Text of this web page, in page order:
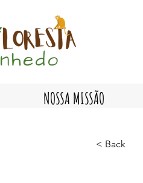
NOSSA MISSÃO
< Back